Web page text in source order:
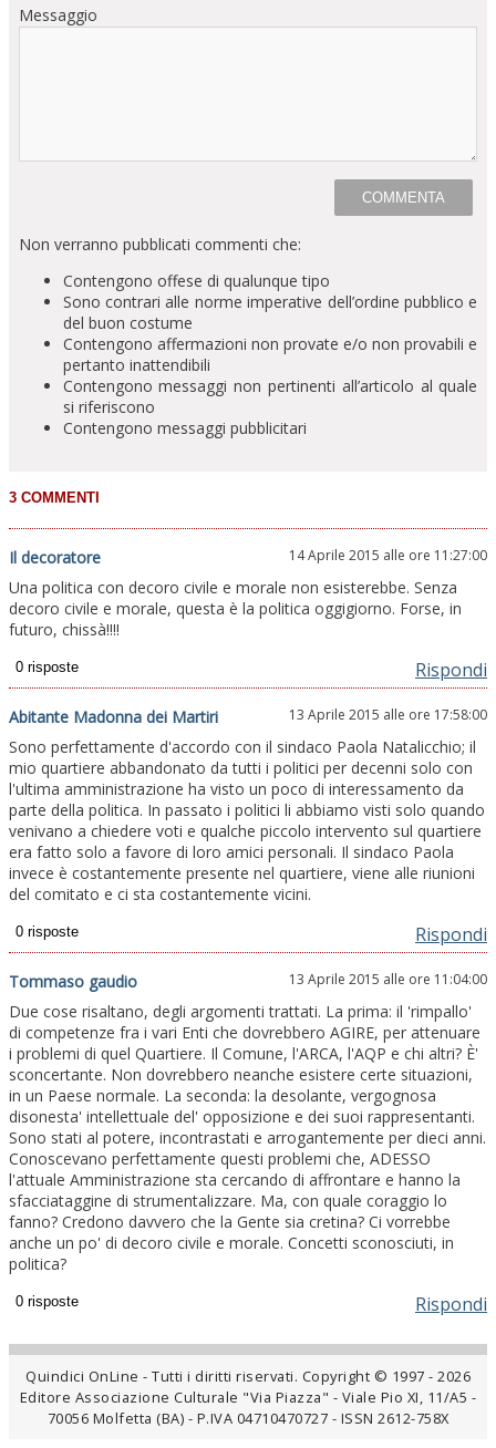
Messaggio
Non verranno pubblicati commenti che:
Contengono offese di qualunque tipo
Sono contrari alle norme imperative dell’ordine pubblico e
del buon costume
Contengono affermazioni non provate e/o non provabili e
pertanto inattendibili
Contengono messaggi non pertinenti all’articolo al quale
si riferiscono
Contengono messaggi pubblicitari
Il decoratore 14 Aprile 2015 alle ore 11:27:00
Una politica con decoro civile e morale non esisterebbe. Senza
decoro civile e morale, questa è la politica oggigiorno. Forse, in
futuro, chissà!!!!
Rispondi
Abitante Madonna dei Martiri 13 Aprile 2015 alle ore 17:58:00
Sono perfettamente d'accordo con il sindaco Paola Natalicchio; il
mio quartiere abbandonato da tutti i politici per decenni solo con
l'ultima amministrazione ha visto un poco di interessamento da
parte della politica. In passato i politici li abbiamo visti solo quando
venivano a chiedere voti e qualche piccolo intervento sul quartiere
era fatto solo a favore di loro amici personali. Il sindaco Paola
invece è costantemente presente nel quartiere, viene alle riunioni
del comitato e ci sta costantemente vicini.
Rispondi
Tommaso gaudio 13 Aprile 2015 alle ore 11:04:00
Due cose risaltano, degli argomenti trattati. La prima: il 'rimpallo'
di competenze fra i vari Enti che dovrebbero AGIRE, per attenuare
i problemi di quel Quartiere. Il Comune, l'ARCA, l'AQP e chi altri? È'
sconcertante. Non dovrebbero neanche esistere certe situazioni,
in un Paese normale. La seconda: la desolante, vergognosa
disonesta' intellettuale del' opposizione e dei suoi rappresentanti.
Sono stati al potere, incontrastati e arrogantemente per dieci anni.
Conoscevano perfettamente questi problemi che, ADESSO
l'attuale Amministrazione sta cercando di affrontare e hanno la
sfacciataggine di strumentalizzare. Ma, con quale coraggio lo
fanno? Credono davvero che la Gente sia cretina? Ci vorrebbe
anche un po' di decoro civile e morale. Concetti sconosciuti, in
politica?
Rispondi
Quindici OnLine - Tutti i diritti riservati. Copyright © 1997 - 2026
Editore Associazione Culturale "Via Piazza" - Viale Pio XI, 11/A5 -
70056 Molfetta (BA) - P.IVA 04710470727 - ISSN 2612-758X